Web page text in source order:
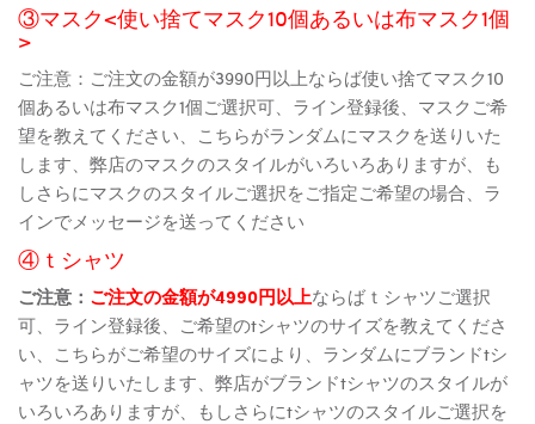
③マスク<使い捨てマスク10個あるいは布マスク1個
>
ご注意：ご注文の金額が3990円以上ならば使い捨てマスク10
個あるいは布マスク1個ご選択可、ライン登録後、マスクご希
望を教えてください、こちらがランダムにマスクを送りいた
します、弊店のマスクのスタイルがいろいろありますが、も
しさらにマスクのスタイルご選択をご指定ご希望の場合、ラ
インでメッセージを送ってください
④ｔシャツ
ご注意： ご注文の金額が4990円以上ならばｔシャツご選択
可、ライン登録後、ご希望のtシャツのサイズを教えてくださ
い、こちらがご希望のサイズにより、ランダムにブランドtシ
ャツを送りいたします、弊店がブランドtシャツのスタイルが
いろいろありますが、もしさらにtシャツのスタイルご選択を